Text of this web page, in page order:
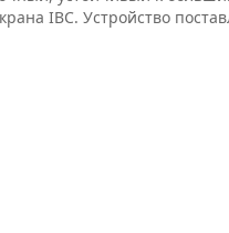
IBC. Устройство